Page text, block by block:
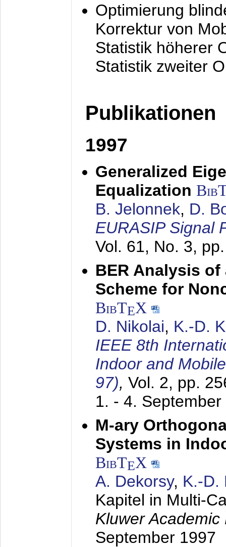
Optimierung
Korrektur von
Statistik höherer
Statistik zweiter
Publikationen
1997
Generalized
Equalization
B. Jelonnek, D.
EURASIP Signal
Vol. 61, No. 3,
BER Analysis
Scheme for
BibTEX
D. Nikolai, K.-D.
IEEE 8th
Indoor and
97), Vol. 2, pp.
1. - 4. September
M-ary
Systems in
BibTEX
A. Dekorsy, K.-D.
Kapitel in Multi-
Kluwer
September 1997